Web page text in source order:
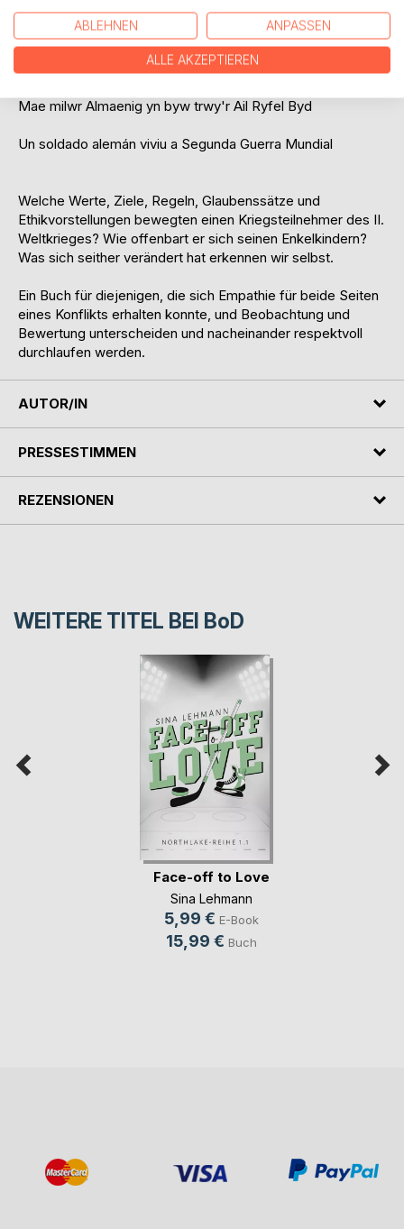
De secundo bello Germanicus miles cunctis,
Saksalainen sotilas eläneet toisen maailmansodan
Mae milwr Almaenig yn byw trwy'r Ail Ryfel Byd
Un soldado alemán viviu a Segunda Guerra Mundial
Welche Werte, Ziele, Regeln, Glaubenssätze und
Ethikvorstellungen bewegten einen Kriegsteilnehmer des II.
Weltkrieges? Wie offenbart er sich seinen Enkelkindern?
Was sich seither verändert hat erkennen wir selbst.
Ein Buch für diejenigen, die sich Empathie für beide Seiten
eines Konflikts erhalten konnte, und Beobachtung und
Bewertung unterscheiden und nacheinander respektvoll
durchlaufen werden.
AUTOR/IN
PRESSESTIMMEN
REZENSIONEN
WEITERE TITEL BEI BoD
Face-off to Love
Sina Lehmann
5,99 € E-Book
15,99 € Buch
ABLEHNEN ANPASSEN
ALLE AKZEPTIEREN